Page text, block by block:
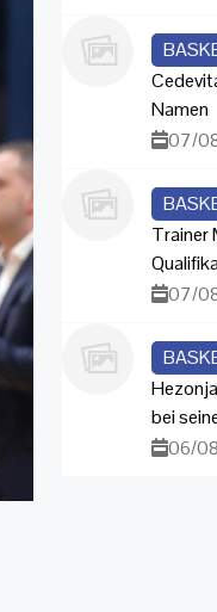
Namen
07/
Trainer
07/
bei
06/